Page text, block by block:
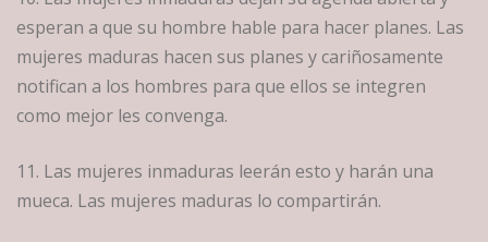
esperan a que su hombre hable para hacer planes. Las
mujeres maduras hacen sus planes y cariñosamente
notifican a los hombres para que ellos se integren
como mejor les convenga.
11. Las mujeres inmaduras leerán esto y harán una
mueca. Las mujeres maduras lo compartirán.